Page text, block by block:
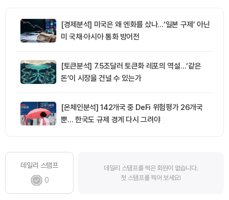
[경제분석] 미국은 왜 엔화를 샀나…‘일본 구제’ 아닌
미 국채·아시아 통화 방어전
[토큰분석] 7.5조달러 토큰화 레포의 역설…‘같은
돈’이 시장을 건널 수 있는가
[온체인분석] 142개국 중 DeFi 위험평가 26개국
뿐… 한국도 규제 경계 다시 그려야
데일리 스탬프
0
데일리 스탬프를 찍은 회원이 없습니다.
첫 스탬프를 찍어 보세요!